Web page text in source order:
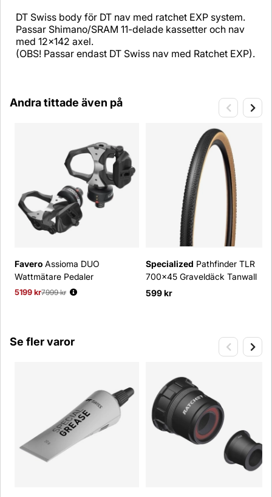
DT Swiss body för DT nav med ratchet EXP system.
Passar Shimano/SRAM 11-delade kassetter och nav
med 12x142 axel.
(OBS! Passar endast DT Swiss nav med Ratchet EXP).
Andra tittade även på
Favero Assioma DUO
Wattmätare Pedaler
5199 kr
Ordinarie pris:
7999 kr
Specialized Pathfinder TLR
700x45 Graveldäck Tanwall
599 kr
Se fler varor